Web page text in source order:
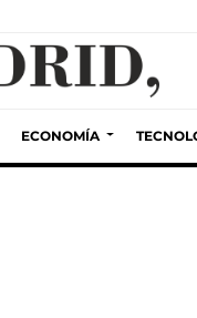
ECONOMÍA